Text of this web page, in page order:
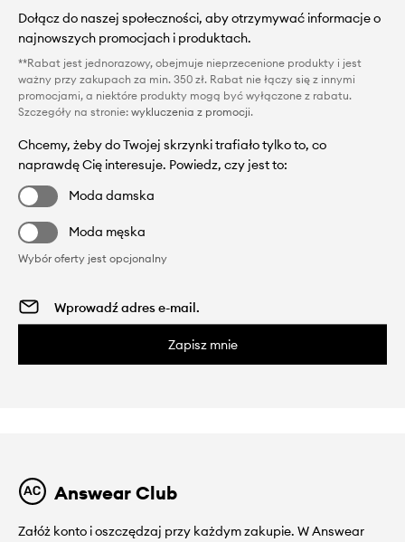
Dołącz do naszej społeczności, aby otrzymywać informacje o
najnowszych promocjach i produktach.
**Rabat jest jednorazowy, obejmuje nieprzecenione produkty i jest
ważny przy zakupach za min. 350 zł. Rabat nie łączy się z innymi
promocjami, a niektóre produkty mogą być wyłączone z rabatu.
Szczegóły na stronie: wykluczenia z promocji.
Chcemy, żeby do Twojej skrzynki trafiało tylko to, co
naprawdę Cię interesuje. Powiedz, czy jest to:
Moda damska
Moda męska
Wybór oferty jest opcjonalny
Zapisz mnie
Answear Club
Załóż konto i oszczędzaj przy każdym zakupie. W Answear